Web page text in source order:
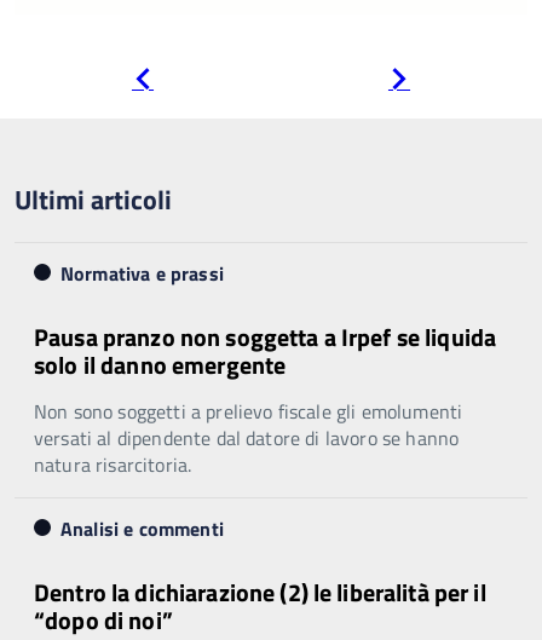
Ultimi articoli
Normativa e prassi
Pausa pranzo non soggetta a Irpef se liquida
solo il danno emergente
Non sono soggetti a prelievo fiscale gli emolumenti
versati al dipendente dal datore di lavoro se hanno
natura risarcitoria.
Analisi e commenti
Dentro la dichiarazione (2) le liberalità per il
“dopo di noi”